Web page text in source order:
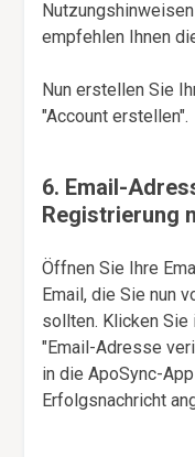
empfehlen Ihnen
Nun erstellen Sie
"Account erstellen".
6. Email-
Registrierung
Öffnen Sie Ihre
Email, die Sie nun
sollten. Klicken Sie
"Email-Adresse
in die ApoSync-
Erfolgsnachricht